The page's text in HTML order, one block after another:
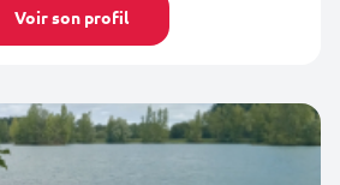
Voir son profil